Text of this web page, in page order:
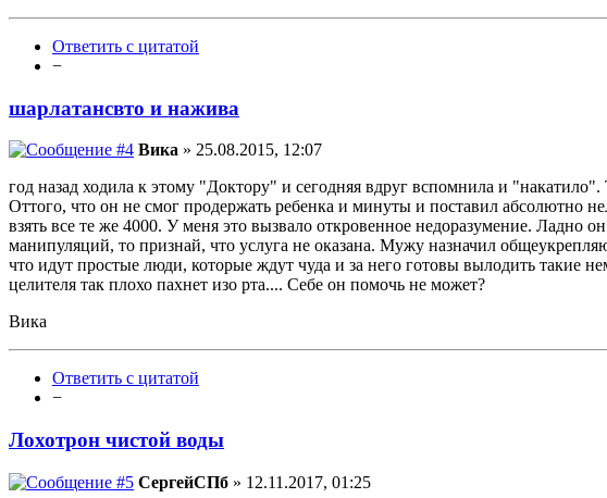
Ответить с цитатой
−
шарлатансвто и нажива
Вика » 25.08.2015, 12:07
год назад ходила к этому "Доктору" и сегодняя вдруг вспомнила и
Оттого, что он не смог продержать ребенка и минуты и поставил абсолютно
взять все те же 4000. У меня это вызвало откровенное недоразумение. Ладно
манипуляций, то признай, что услуга не оказана. Мужу назначил
что идут простые люди, которые ждут чуда и за него готовы вылодить такие
целителя так плохо пахнет изо рта.... Себе он помочь не может?
Вика
Ответить с цитатой
−
Лохотрон чистой воды
СергейСПб » 12.11.2017, 01:25